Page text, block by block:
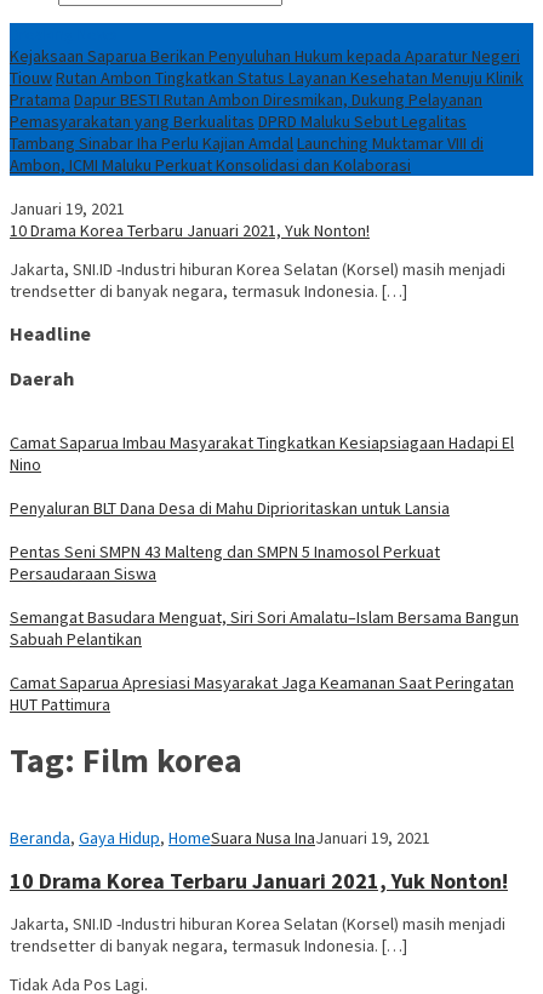
Kejaksaan Saparua Berikan Penyuluhan Hukum kepada Aparatur Negeri
TiouwRutan Ambon Tingkatkan Status Layanan Kesehatan Menuju Klinik
Pratama Dapur BESTI Rutan Ambon Diresmikan, Dukung Pelayanan
Pemasyarakatan yang Berkualitas DPRD Maluku Sebut Legalitas
Tambang Sinabar Iha Perlu Kajian AmdalLaunching Muktamar VIII di
Ambon, ICMI Maluku Perkuat Konsolidasi dan Kolaborasi
Januari 19, 2021
10 Drama Korea Terbaru Januari 2021, Yuk Nonton!
Jakarta, SNI.ID -Industri hiburan Korea Selatan (Korsel) masih menjadi
trendsetter di banyak negara, termasuk Indonesia. […]
Headline
Daerah
Camat Saparua Imbau Masyarakat Tingkatkan Kesiapsiagaan Hadapi El
Nino
Penyaluran BLT Dana Desa di Mahu Diprioritaskan untuk Lansia
Pentas Seni SMPN 43 Malteng dan SMPN 5 Inamosol Perkuat
Persaudaraan Siswa
Semangat Basudara Menguat, Siri Sori Amalatu–Islam Bersama Bangun
Sabuah Pelantikan
Camat Saparua Apresiasi Masyarakat Jaga Keamanan Saat Peringatan
HUT Pattimura
Tag: Film korea
Beranda, Gaya Hidup, HomeSuara Nusa InaJanuari 19, 2021
10 Drama Korea Terbaru Januari 2021, Yuk Nonton!
Jakarta, SNI.ID -Industri hiburan Korea Selatan (Korsel) masih menjadi
trendsetter di banyak negara, termasuk Indonesia. […]
Tidak Ada Pos Lagi.